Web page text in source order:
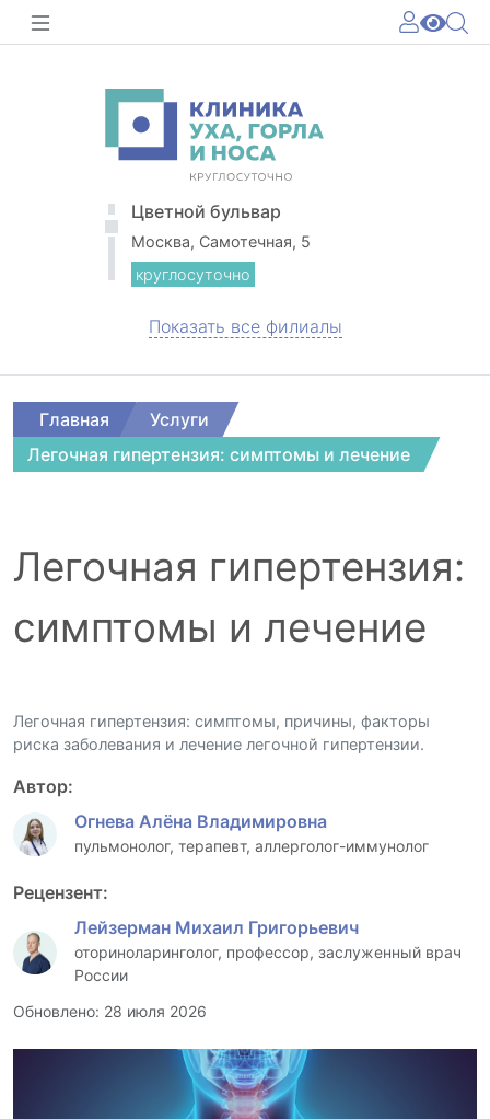
Цветной бульвар
Москва, Самотечная, 5
круглосуточно
Показать все филиалы
Главная
Услуги
Легочная гипертензия: симптомы и лечение
Легочная гипертензия:
симптомы и лечение
Легочная гипертензия: симптомы, причины, факторы
риска заболевания и лечение легочной гипертензии.
Автор:
Огнева Алёна Владимировна
пульмонолог, терапевт, аллерголог-иммунолог
Рецензент:
Лейзерман Михаил Григорьевич
оториноларинголог, профессор, заслуженный врач
России
Обновлено: 28 июля 2026